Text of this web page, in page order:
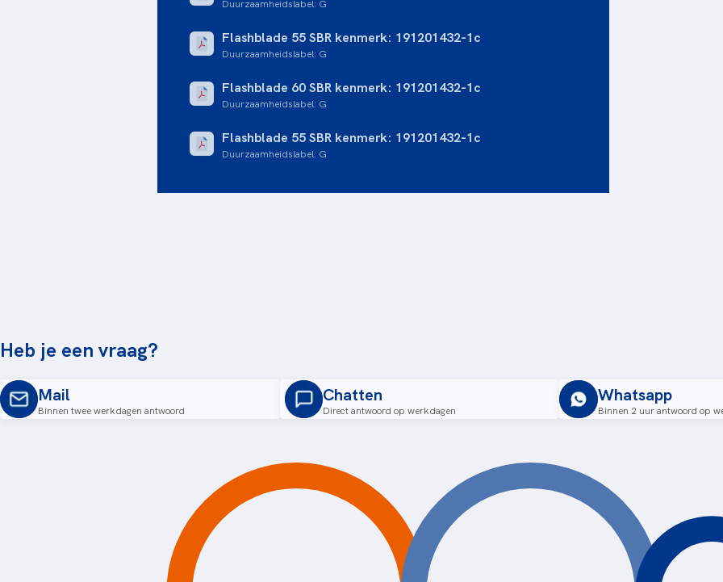
Duurzaamheidslabel: G
Flashblade 55 SBR kenmerk: 191201432-1c
Duurzaamheidslabel: G
Flashblade 60 SBR kenmerk: 191201432-1c
Duurzaamheidslabel: G
Flashblade 55 SBR kenmerk: 191201432-1c
Duurzaamheidslabel: G
Heb je een vraag?
Mail
Binnen twee werkdagen antwoord
Chatten
Direct antwoord op werkdagen
Whatsapp
Binnen 2 uur antwoord op